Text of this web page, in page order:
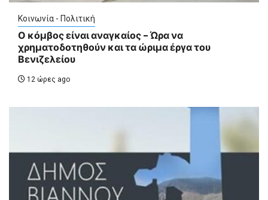
Κοινωνία - Πολιτική
Ο κόμβος είναι αναγκαίος – Ώρα να
χρηματοδοτηθούν και τα ώριμα έργα του
Βενιζελείου
12 ώρες ago